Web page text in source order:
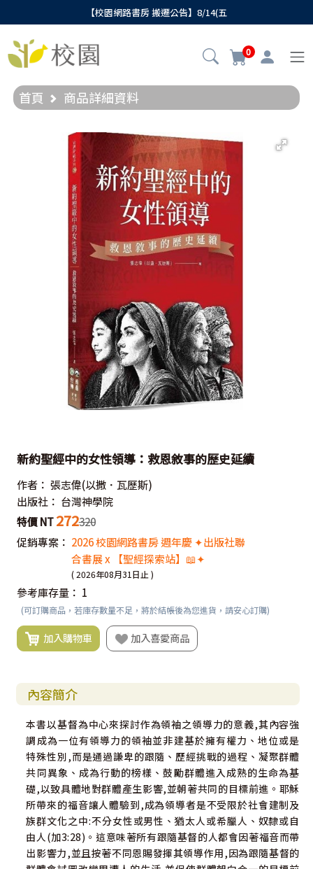
【校園網路書房 搬遷公告】8/14(五
0
首頁 商品詳細資料
新約聖經中的女性領導：救恩敘事的歷史延續
作者： 張志偉(以撒．瓦歷斯)
出版社： 台灣神學院
特價 NT 272320
促銷專案： 2026 校園網路書房 週年慶 ✦出版社聯
合書展 x 【聖經探索站】📖✦
( 2026年08月31日止 )
參考庫存量： 1
(可訂購商品，若庫存數量不足，將於結帳後為您進貨，請安心訂購)
加入購物車 加入喜愛商品
內容簡介
本書以基督為中心來探討作為領袖之領導力的意義,其內容強
調成為一位有領導力的領袖並非建基於擁有權力、地位或是
特殊性別,而是通過謙卑的跟隨、歷經挑戰的過程、凝聚群體
共同異象、成為行動的榜樣、鼓勵群體進入成熟的生命為基
礎,以致具體地對群體產生影響,並朝著共同的目標前進。耶穌
所帶來的福音讓人體驗到,成為領導者是不受限於社會建制及
族群文化之中:不分女性或男性、猶太人或希臘人、奴隸或自
由人(加3:28)。這意味著所有跟隨基督的人都會因著福音而帶
出影響力,並且按著不同恩賜發揮其領導作用,因為跟隨基督的